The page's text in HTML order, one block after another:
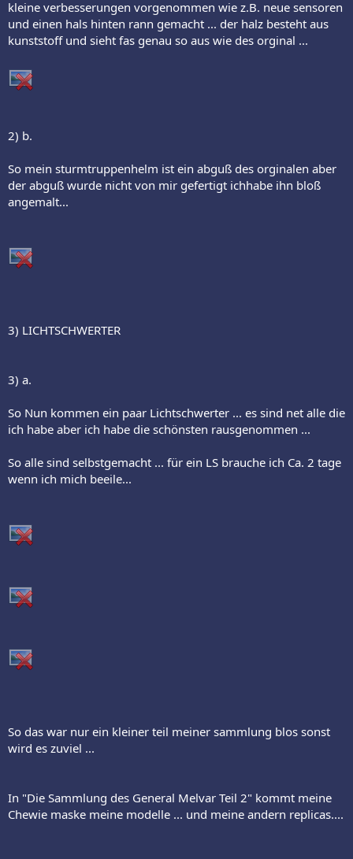
kleine verbesserungen vorgenommen wie z.B. neue sensoren
und einen hals hinten rann gemacht ... der halz besteht aus
kunststoff und sieht fas genau so aus wie des orginal ...
2) b.
So mein sturmtruppenhelm ist ein abguß des orginalen aber
der abguß wurde nicht von mir gefertigt ichhabe ihn bloß
angemalt...
3) LICHTSCHWERTER
3) a.
So Nun kommen ein paar Lichtschwerter ... es sind net alle die
ich habe aber ich habe die schönsten rausgenommen ...
So alle sind selbstgemacht ... für ein LS brauche ich Ca. 2 tage
wenn ich mich beeile...
So das war nur ein kleiner teil meiner sammlung blos sonst
wird es zuviel ...
In "Die Sammlung des General Melvar Teil 2" kommt meine
Chewie maske meine modelle ... und meine andern replicas....